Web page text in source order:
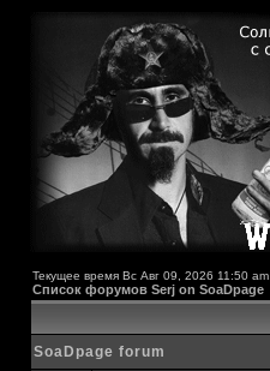
Текущее время Вс Авг 09, 2026 11:50 am
Список форумов Serj on SoaDpage
SoaDpage forum